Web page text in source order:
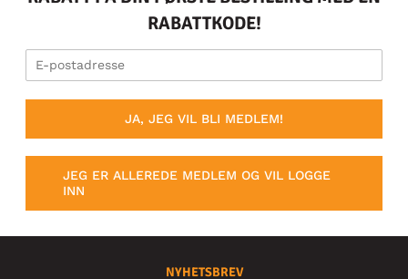
RABATTKODE!
JA, JEG VIL BLI MEDLEM!
JEG ER ALLEREDE MEDLEM OG VIL LOGGE
INN
NYHETSBREV